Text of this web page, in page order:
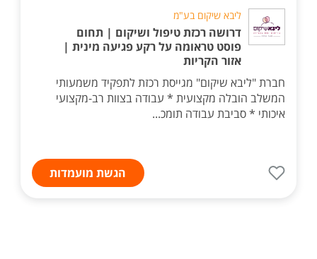
ליבא שיקום בע"מ
דרושה רכזת טיפול ושיקום | תחום
פוסט טראומה על רקע פגיעה מינית |
אזור הקריות
חברת "ליבא שיקום" מגייסת רכזת לתפקיד משמעותי
המשלב הובלה מקצועית * עבודה בצוות רב-מקצועי
איכותי * סביבת עבודה תומכ...
הגשת מועמדות